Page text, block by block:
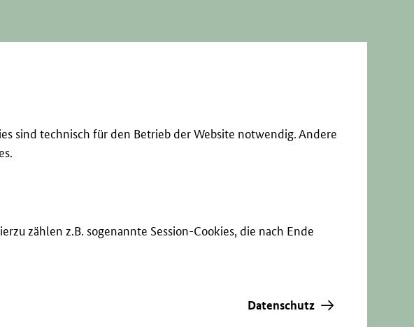
sind technisch für den Betrieb der Website notwendig. Andere
zählen z.B. sogenannte Session-Cookies, die nach Ende
Datenschutz